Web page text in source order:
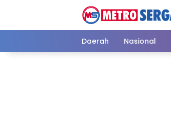
Daerah Nasional